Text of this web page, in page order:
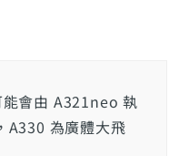
會由 A321neo 執
A330 為廣體大飛